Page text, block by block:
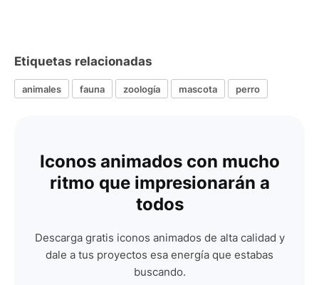
Etiquetas relacionadas
animales fauna zoología mascota perro
Iconos animados con mucho
ritmo que impresionarán a
todos
Descarga gratis iconos animados de alta calidad y
dale a tus proyectos esa energía que estabas
buscando.